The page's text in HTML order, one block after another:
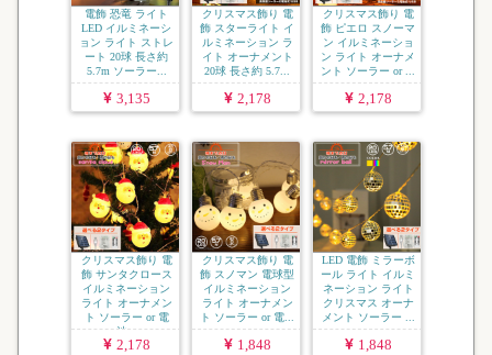
電飾 恐竜 ライト
LED イルミネーシ
ョン ライト ストレ
ート 20球 長さ約
5.7m ソーラー...
3,135
クリスマス飾り 電
飾 スターライト イ
ルミネーション ラ
イト オーナメント
20球 長さ約 5.7...
2,178
クリスマス飾り 電
飾 ピエロ スノーマ
ン イルミネーショ
ン ライト オーナメ
ント ソーラー or ...
2,178
クリスマス飾り 電
飾 サンタクロース
イルミネーション
ライト オーナメン
ト ソーラー or 電
池...
2,178
クリスマス飾り 電
飾 スノマン 電球型
イルミネーション
ライト オーナメン
ト ソーラー or 電...
1,848
LED 電飾 ミラーボ
ール ライト イルミ
ネーション ライト
クリスマス オーナ
メント ソーラー ...
1,848